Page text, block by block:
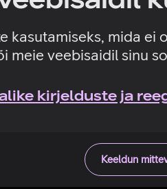
kasutamiseks, mida
meie veebisaidil sinu
kirjelduste ja
Keeldun